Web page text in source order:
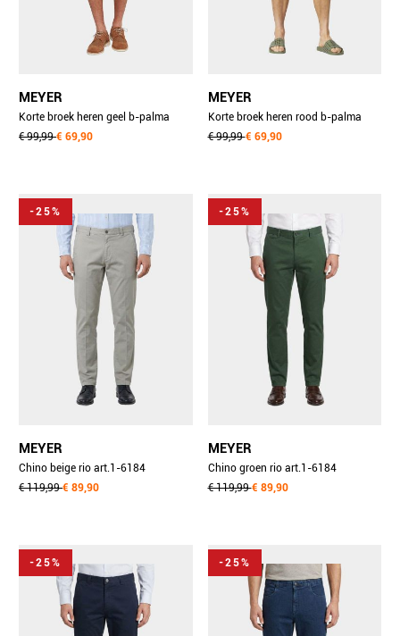
MEYER
Korte broek heren geel b-palma
art.1-6181 1401618190/42
€ 99,99€ 69,90
MEYER
Korte broek heren rood b-palma
art.1-3004 1401300490/53
€ 99,99€ 69,90
-25%
MEYER
Chino beige rio art.1-6184
3241618490/34
€ 119,99€ 89,90
-25%
MEYER
Chino groen rio art.1-6184
3241618490/25
€ 119,99€ 89,90
-25% -25%